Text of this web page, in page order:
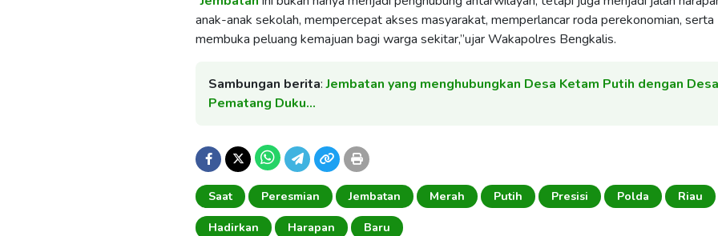
anak-anak sekolah, mempercepat akses masyarakat, memperlancar roda perekonomian, serta
membuka peluang kemajuan bagi warga sekitar,”ujar Wakapolres Bengkalis.
Sambungan berita:Jembatan yang menghubungkan Desa Ketam Putih dengan Desa
Pematang Duku…
Saat Peresmian Jembatan Merah Putih Presisi Polda
Riau
Hadirkan
Harapan Baru